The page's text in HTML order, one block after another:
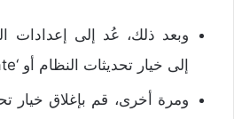
وبعد ذلك، عُد إلى إعدادات
إلى خيار تحديثات النظام أو ‘Software update’.
ومرة أخرى، قم بإغلاق خيار